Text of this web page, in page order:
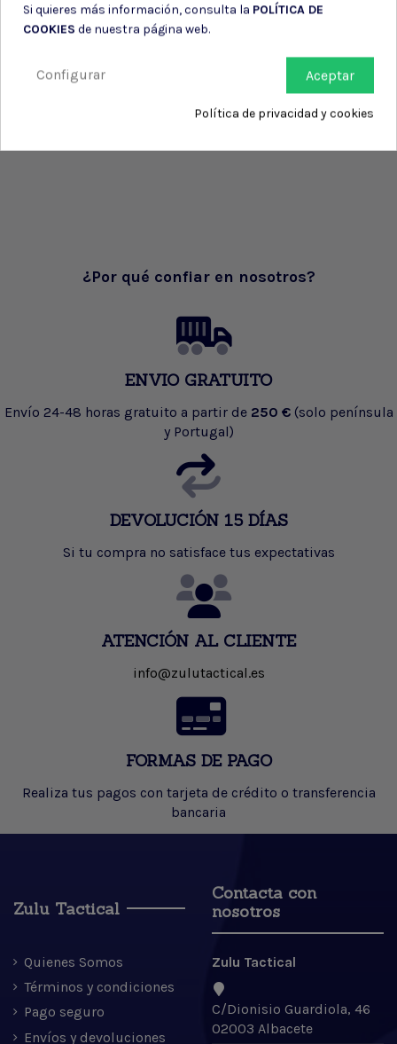
¿Por qué confiar en nosotros?
ENVIO GRATUITO
Envío 24-48 horas gratuito a partir de 250 € (solo península
y Portugal)
DEVOLUCIÓN 15 DÍAS
Si tu compra no satisface tus expectativas
ATENCIÓN AL CLIENTE
info@zulutactical.es
FORMAS DE PAGO
Realiza tus pagos con tarjeta de crédito o transferencia
bancaria
Zulu Tactical
Quienes Somos
Términos y condiciones
Pago seguro
Envíos y devoluciones
Contacta con
nosotros
Zulu Tactical
C/Dionisio Guardiola, 46
02003 Albacete
Si quieres más información, consulta la POLÍTICA DE
COOKIES de nuestra página web.
Aceptar
Configurar
Política de privacidad y cookies